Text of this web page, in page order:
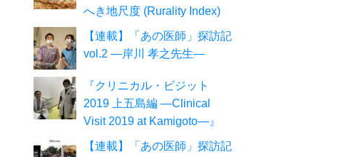
へき地尺度 (Rurality Index)
【連載】「あの医師」探訪記
vol.2 ―岸川 孝之先生―
『クリニカル・ビジット
2019 上五島編 ―Clinical
Visit 2019 at Kamigoto―』
【連載】「あの医師」探訪記